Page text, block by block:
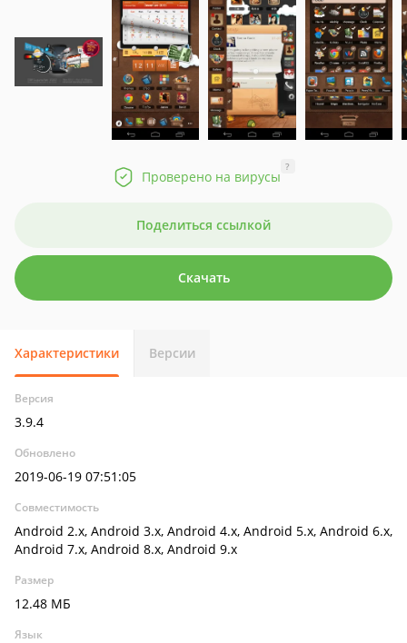
Проверено на вирусы
?
Поделиться ссылкой
Скачать
Характеристики Версии
Версия
3.9.4
Обновлено
2019-06-19 07:51:05
Совместимость
Android 2.x, Android 3.x, Android 4.x, Android 5.x, Android 6.x,
Android 7.x, Android 8.x, Android 9.x
Размер
12.48 МБ
Язык